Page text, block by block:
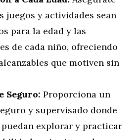
juegos y actividades sean
para la edad y las
de cada niño, ofreciendo
que motiven sin
Seguro: Proporciona un
y supervisado donde
explorar y practicar